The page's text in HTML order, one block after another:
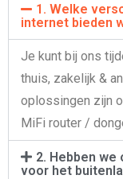
1. Welke
internet bieden
Je kunt bij ons
thuis, zakelijk &
oplossingen zijn
MiFi router /
2. Hebben
voor het